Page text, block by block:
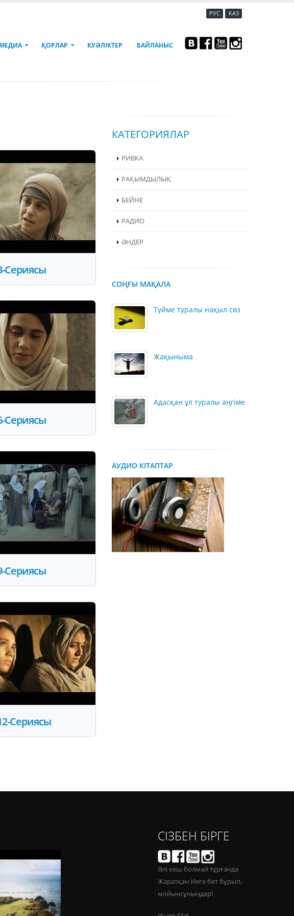
РУС КАЗ
МЕДИА ҚОРЛАР КУӘЛІКТЕР БАЙЛАНЫС
Сериясы
Сериясы
Сериясы
Сериясы
КАТЕГОРИЯЛАР
РИВКА
РАҚЫМДЫЛЫҚ
БЕЙНЕ
РАДИО
ӘНДЕР
СОҢҒЫ МАҚАЛА
Түйме туралы нақыл сөз
Жақыныма
Адасқан ұл туралы әңгіме
АУДИО КІТАПТАР
СІЗБЕН БІРГЕ
Әлі кеш болмай тұрғанда
Жаратқан Иеге бет бұрып,
мойынсұныңдар!